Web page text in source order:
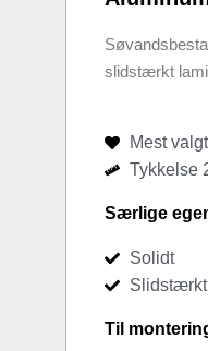
slidstærkt
Mest
Tykkelse
Særlige
Solidt
Slidstærkt
Til